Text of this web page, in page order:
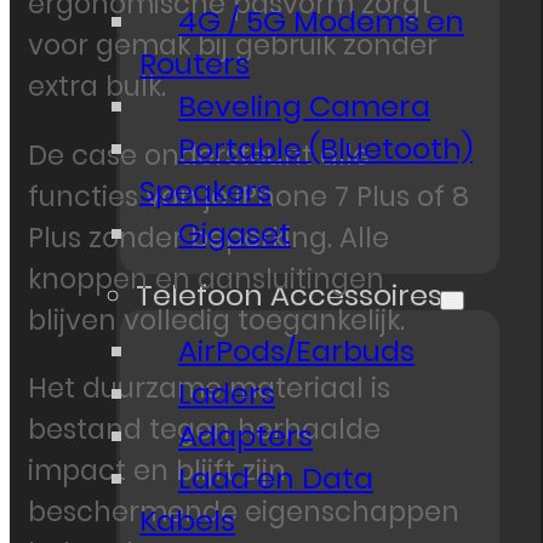
4G / 5G Modems en
Routers
Beveling Camera
Portable (Bluetooth)
Speakers
Gigaset
Telefoon Accessoires
AirPods/Earbuds
Laders
Adapters
Laad en Data
Kabels
voor gemak bij gebruik zonder
extra bulk.
De case ondersteunt alle
functies van je iPhone 7 Plus of 8
Plus zonder beperking. Alle
knoppen en aansluitingen
blijven volledig toegankelijk.
Het duurzame materiaal is
bestand tegen herhaalde
impact en blijft zijn
beschermende eigenschappen